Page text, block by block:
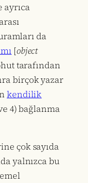
ayrıca
da
[object
tarafından
birçok yazar
kendilik
4) bağlanma
çok sayıda
yalnızca bu